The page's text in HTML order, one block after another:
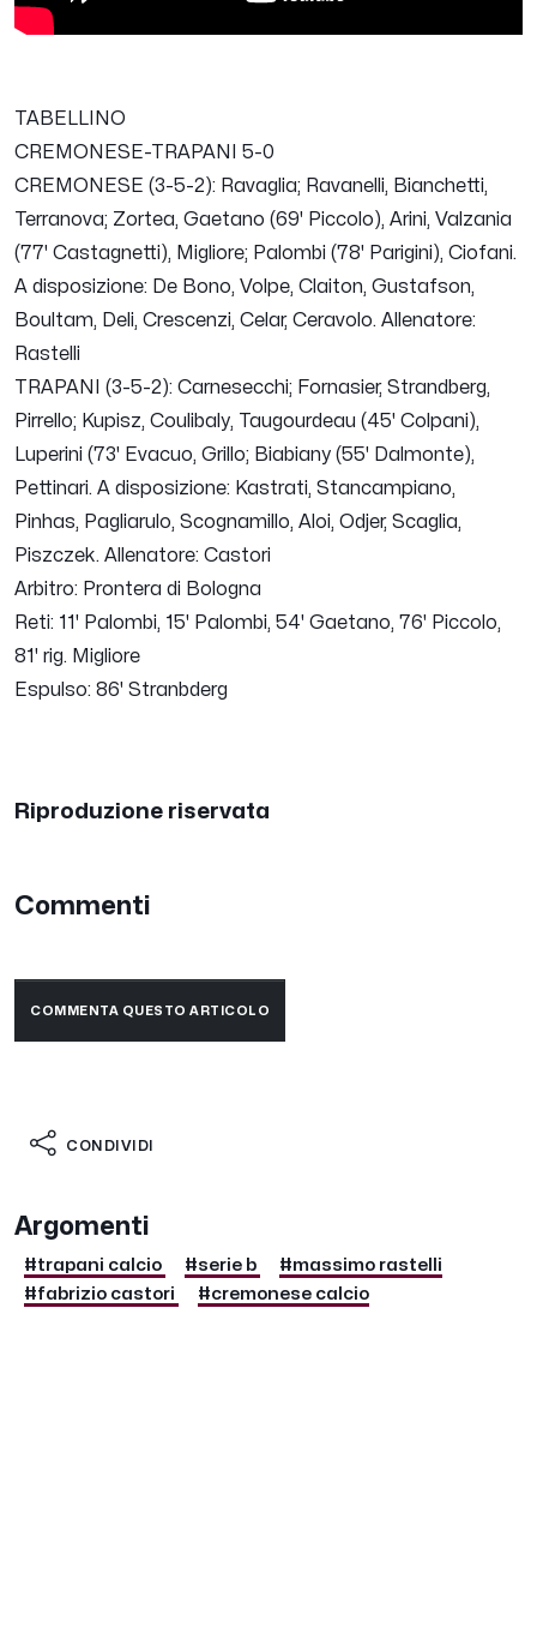
TABELLINO
CREMONESE-TRAPANI 5-0
CREMONESE (3-5-2): Ravaglia; Ravanelli, Bianchetti,
Terranova; Zortea, Gaetano (69' Piccolo), Arini, Valzania
(77' Castagnetti), Migliore; Palombi (78' Parigini), Ciofani.
A disposizione: De Bono, Volpe, Claiton, Gustafson,
Boultam, Deli, Crescenzi, Celar, Ceravolo. Allenatore:
Rastelli
TRAPANI (3-5-2): Carnesecchi; Fornasier, Strandberg,
Pirrello; Kupisz, Coulibaly, Taugourdeau (45' Colpani),
Luperini (73' Evacuo, Grillo; Biabiany (55' Dalmonte),
Pettinari. A disposizione: Kastrati, Stancampiano,
Pinhas, Pagliarulo, Scognamillo, Aloi, Odjer, Scaglia,
Piszczek. Allenatore: Castori
Arbitro: Prontera di Bologna
Reti: 11' Palombi, 15' Palombi, 54' Gaetano, 76' Piccolo,
81' rig. Migliore
Espulso: 86' Stranbderg
Riproduzione riservata
Commenti
COMMENTA QUESTO ARTICOLO
CONDIVIDI
Argomenti
#trapani calcio #serie b
#massimo rastelli
#fabrizio castori
#cremonese calcio